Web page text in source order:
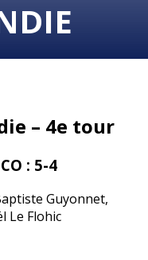
– 4e tour
: 5-4
Guyonnet,
Le Flohic